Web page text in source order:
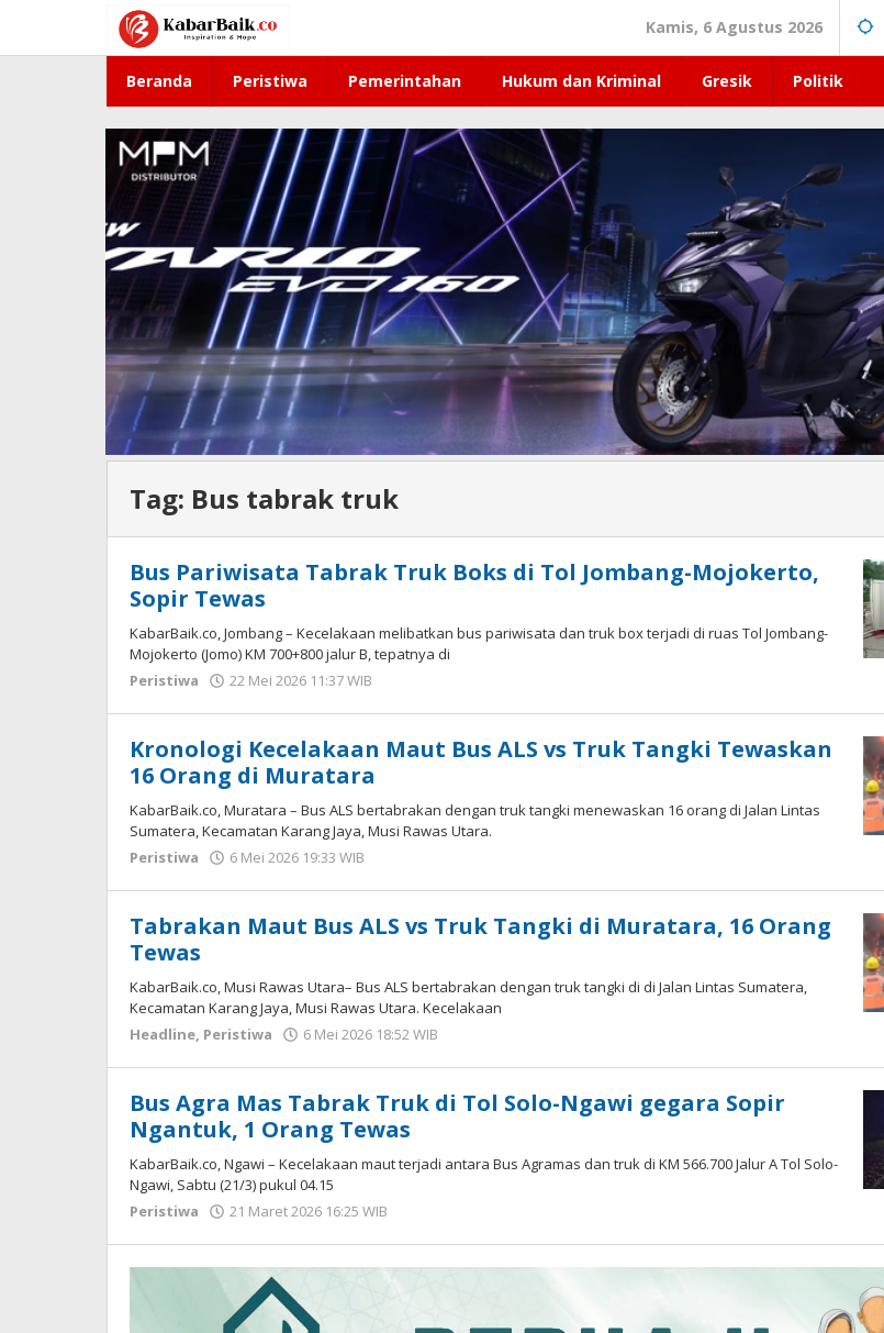
konten
Kamis, 6 Agustus 2026
Beranda Peristiwa Pemerintahan Hukum dan Kriminal Gresik Politik
Tag: Bus tabrak truk
Bus Pariwisata Tabrak Truk Boks di Tol Jombang-Mojokerto,
Sopir Tewas
KabarBaik.co, Jombang – Kecelakaan melibatkan bus pariwisata dan truk box terjadi di ruas Tol Jombang-
Mojokerto (Jomo) KM 700+800 jalur B, tepatnya di
Peristiwa
22 Mei 2026 11:37 WIB
Kronologi Kecelakaan Maut Bus ALS vs Truk Tangki Tewaskan
16 Orang di Muratara
KabarBaik.co, Muratara – Bus ALS bertabrakan dengan truk tangki menewaskan 16 orang di Jalan Lintas
Sumatera, Kecamatan Karang Jaya, Musi Rawas Utara.
Peristiwa
6 Mei 2026 19:33 WIB
Tabrakan Maut Bus ALS vs Truk Tangki di Muratara, 16 Orang
Tewas
KabarBaik.co, Musi Rawas Utara– Bus ALS bertabrakan dengan truk tangki di di Jalan Lintas Sumatera,
Kecamatan Karang Jaya, Musi Rawas Utara. Kecelakaan
Headline, Peristiwa 6 Mei 2026 18:52 WIB
Bus Agra Mas Tabrak Truk di Tol Solo-Ngawi gegara Sopir
Ngantuk, 1 Orang Tewas
KabarBaik.co, Ngawi – Kecelakaan maut terjadi antara Bus Agramas dan truk di KM 566.700 Jalur A Tol Solo-
Ngawi, Sabtu (21/3) pukul 04.15
Peristiwa
21 Maret 2026 16:25 WIB